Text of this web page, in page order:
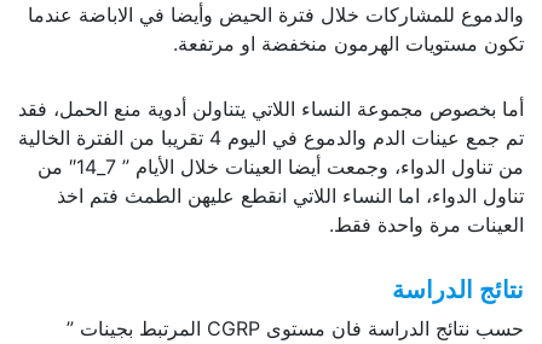
والدموع للمشاركات خلال فترة الحيض وأيضا في الاباضة عندما
تكون مستويات الهرمون منخفضة او مرتفعة.
أما بخصوص مجموعة النساء اللاتي يتناولن أدوية منع الحمل، فقد
تم جمع عينات الدم والدموع في اليوم 4 تقريبا من الفترة الخالية
من تناول الدواء، وجمعت أيضا العينات خلال الأيام ” 7_14″ من
تناول الدواء، اما النساء اللاتي انقطع عليهن الطمث فتم اخذ
العينات مرة واحدة فقط.
نتائج الدراسة
حسب نتائج الدراسة فان مستوى CGRP المرتبط بجينات ”